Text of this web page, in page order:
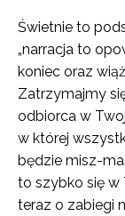
Świetnie to
„narracja to
koniec oraz
Zatrzymajmy
odbiorca w
w której
będzie misz-
to szybko się w
teraz o zabiegi